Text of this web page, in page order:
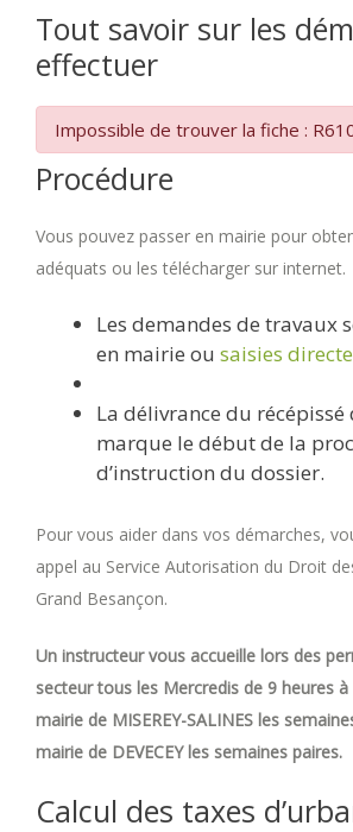
Tout savoir sur les
effectuer
Impossible de trouver la fiche :
Procédure
Vous pouvez passer en mairie pour
adéquats ou les télécharger sur internet.
Les demandes de travaux
en mairie ou saisies
La délivrance du récépissé
marque le début de la
d’instruction du dossier.
Pour vous aider dans vos démarches,
appel au Service Autorisation du Droit
Grand Besançon.
Un instructeur vous accueille lors des
secteur tous les Mercredis de 9 heures
mairie de MISEREY-SALINES les
mairie de DEVECEY les semaines paires.
Calcul des taxes